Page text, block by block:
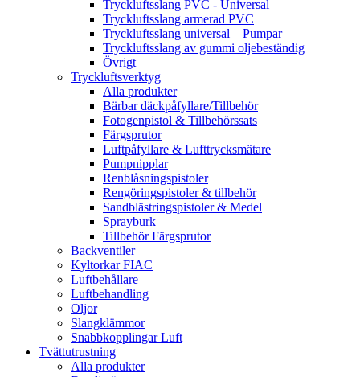
Tryckluftsslang PVC - Universal
Tryckluftsslang armerad PVC
Tryckluftsslang universal – Pumpar
Tryckluftsslang av gummi oljebeständig
Övrigt
Tryckluftsverktyg
Alla produkter
Bärbar däckpåfyllare/Tillbehör
Fotogenpistol & Tillbehörssats
Färgsprutor
Luftpåfyllare & Lufttrycksmätare
Pumpnipplar
Renblåsningspistoler
Rengöringspistoler & tillbehör
Sandblästringspistoler & Medel
Sprayburk
Tillbehör Färgsprutor
Backventiler
Kyltorkar FIAC
Luftbehållare
Luftbehandling
Oljor
Slangklämmor
Snabbkopplingar Luft
Tvättutrustning
Alla produkter